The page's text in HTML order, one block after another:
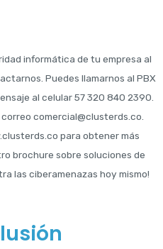
informática de tu empresa al
Puedes llamarnos al PBX
al celular 57 320 840 2390.
correo comercial@clusterds.co
para obtener más
brochure sobre soluciones de
las ciberamenazas hoy mismo!